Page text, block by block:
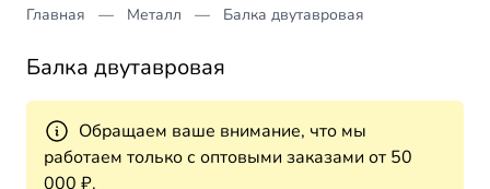
Главная Металл Балка двутавровая
Балка двутавровая
Обращаем ваше внимание, что мы
работаем только с оптовыми заказами от 50
000 ₽.